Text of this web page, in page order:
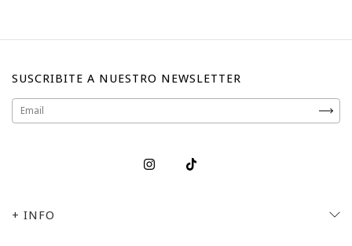
SUSCRIBITE A NUESTRO NEWSLETTER
+ INFO